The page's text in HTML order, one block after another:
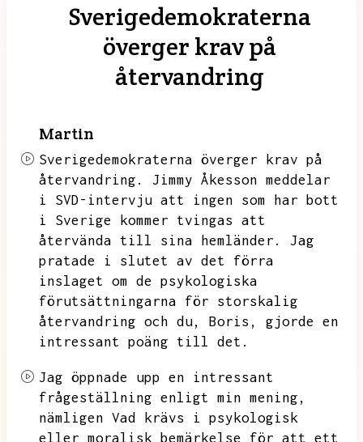
Sverigedemokraterna
överger krav på
återvandring
Martin
Sverigedemokraterna överger krav på
återvandring.
Jimmy Åkesson meddelar
i SVD-intervju att ingen som har bott
i Sverige kommer tvingas att
återvända till sina hemländer.
Jag
pratade i slutet av det förra
inslaget om de psykologiska
förutsättningarna för storskalig
återvandring och du,
Boris,
gjorde en
intressant poäng till det.
Jag öppnade upp en intressant
frågeställning enligt min mening,
nämligen Vad krävs i psykologisk
eller moralisk bemärkelse för att ett